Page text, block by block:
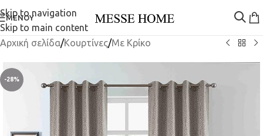
Skip to navigation
Skip to main content
ΜΕΝΟΎ
Αρχική σελίδα/Κουρτίνες/Mε Κρίκο
-28%